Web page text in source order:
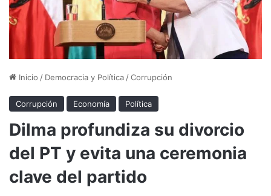
Inicio / Democracia y Política/Corrupción
Corrupción Economía Política
Dilma profundiza su divorcio
del PT y evita una ceremonia
clave del partido